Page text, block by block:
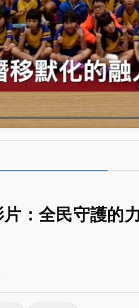
：全民守護的